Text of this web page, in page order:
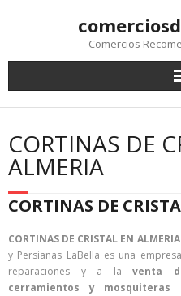
Comercios
CORTINAS DE
ALMERIA
CORTINAS DE
CORTINAS DE CRISTAL EN
y Persianas LaBella es una
reparaciones y a la venta
cerramientos y mosquiteras